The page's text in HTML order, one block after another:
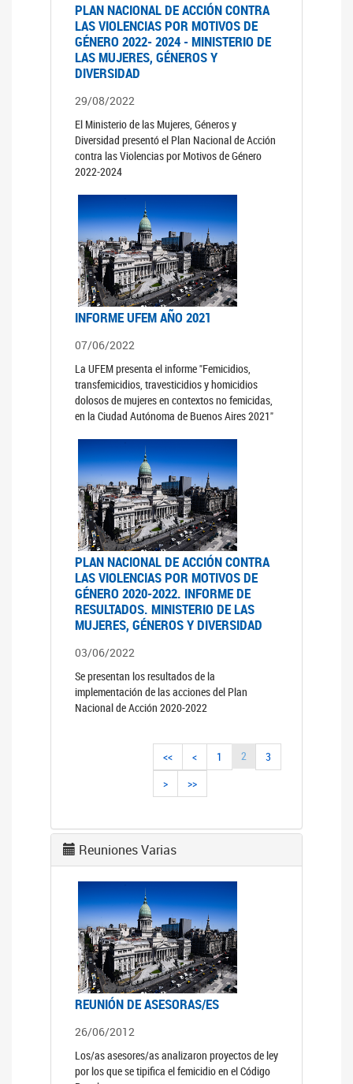
PLAN NACIONAL DE ACCIÓN CONTRA
LAS VIOLENCIAS POR MOTIVOS DE
GÉNERO 2022- 2024 - MINISTERIO DE
LAS MUJERES, GÉNEROS Y
DIVERSIDAD
29/08/2022
El Ministerio de las Mujeres, Géneros y
Diversidad presentó el Plan Nacional de Acción
contra las Violencias por Motivos de Género
2022-2024
INFORME UFEM AÑO 2021
07/06/2022
La UFEM presenta el informe "Femicidios,
transfemicidios, travesticidios y homicidios
dolosos de mujeres en contextos no femicidas,
en la Ciudad Autónoma de Buenos Aires 2021"
PLAN NACIONAL DE ACCIÓN CONTRA
LAS VIOLENCIAS POR MOTIVOS DE
GÉNERO 2020-2022. INFORME DE
RESULTADOS. MINISTERIO DE LAS
MUJERES, GÉNEROS Y DIVERSIDAD
03/06/2022
Se presentan los resultados de la
implementación de las acciones del Plan
Nacional de Acción 2020-2022
<< < 1 2
3
>
>>
Reuniones Varias
REUNIÓN DE ASESORAS/ES
26/06/2012
Los/as asesores/as analizaron proyectos de ley
por los que se tipifica el femicidio en el Código